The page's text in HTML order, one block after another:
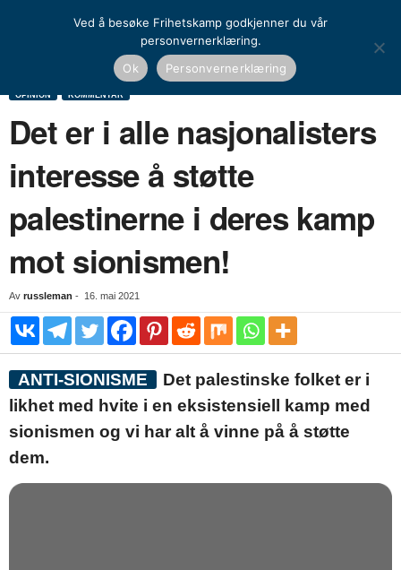
Kommentar
Det er i alle nasjonalisters interesse å støtte
palestinerne i deres kamp...
OPINION KOMMENTAR
Det er i alle nasjonalisters
interesse å støtte
palestinerne i deres kamp
mot sionismen!
Av russleman - 16. mai 2021
ANTI-SIONISME
Det palestinske folket er i
likhet med hvite i en eksistensiell kamp med
sionismen og vi har alt å vinne på å støtte
dem.
Ved å besøke Frihetskamp godkjenner du vår
personvernerklæring.
Ok
Personvernerklæring